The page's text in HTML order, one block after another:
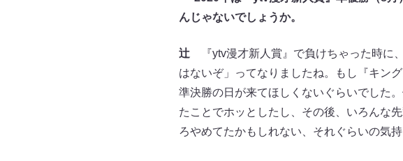
んじゃないでしょうか。
辻『ytv漫才新人賞』で負けちゃった時に
はないぞ」ってなりましたね。もし『キン
準決勝の日が来てほしくないぐらいでした
たことでホッとしたし、その後、いろんな
ろやめてたかもしれない、それぐらいの気持